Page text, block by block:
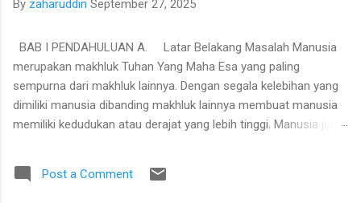
By zaharuddin September 27, 2025
BAB I PENDAHULUAN A. Latar Belakang Masalah Manusia
merupakan makhluk Tuhan Yang Maha Esa yang paling
sempurna dari makhluk lainnya. Dengan segala kelebihan yang
dimiliki manusia dibanding makhluk lainnya membuat manusia
memiliki kedudukan atau derajat yang lebih tinggi. Manusia juga
memenuhi segala keinginannya yang diberikan Tuhan YME.
Manusia adalah mahluk hidup ciptaan tuhan dengan segala
Post a Comment